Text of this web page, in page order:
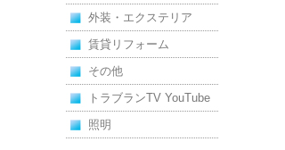
管
外装・エクステリア
賃貸リフォーム
その他
トラブランTV YouTube
照明